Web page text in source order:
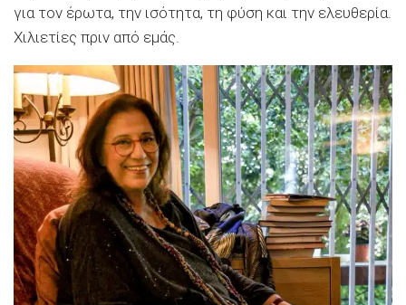
για τον έρωτα, την ισότητα, τη φύση και την ελευθερία.
Χιλιετίες πριν από εμάς.